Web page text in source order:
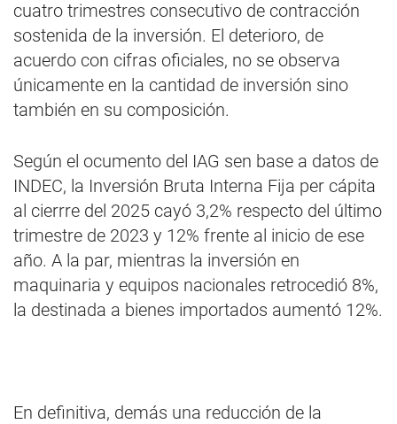
cuatro trimestres consecutivo de contracción
sostenida de la inversión. El deterioro, de
acuerdo con cifras oficiales, no se observa
únicamente en la cantidad de inversión sino
también en su composición.
Según el ocumento del IAG sen base a datos de
INDEC, la Inversión Bruta Interna Fija per cápita
al cierrre del 2025 cayó 3,2% respecto del último
trimestre de 2023 y 12% frente al inicio de ese
año. A la par, mientras la inversión en
maquinaria y equipos nacionales retrocedió 8%,
la destinada a bienes importados aumentó 12%.
En definitiva, demás una reducción de la